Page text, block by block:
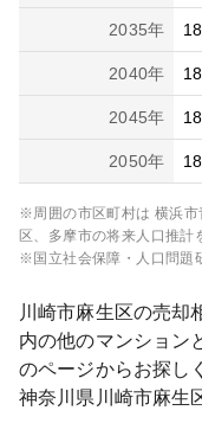
2035年
2040年
2045年
2050年
※周囲の市区町村は 横浜市
区、多摩市の将来人口推計
※国立社会保障・人口問題
川崎市麻生区の売却
内の他のマンション
のページからお探し
神奈川県 川崎市麻生